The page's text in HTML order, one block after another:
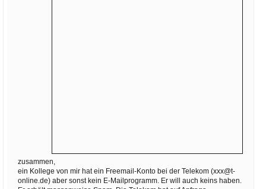
zusammen,
ein Kollege von mir hat ein Freemail-Konto bei der Telekom (xxx@t-
online.de) aber sonst kein E-Mailprogramm. Er will auch keins haben.